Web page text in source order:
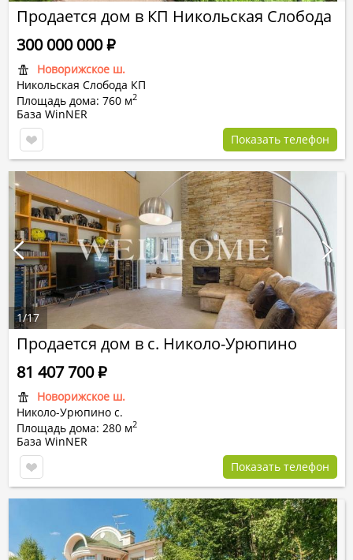
Продается дом в КП Никольская Слобода
Новорижское ш.
Никольская Слобода КП
Площадь дома: 760 м2
300 000 000Р
База WinNER
Показать телефон
Продается дом в с. Николо-Урюпино
Новорижское ш.
Николо-Урюпино с.
Площадь дома: 280 м2
81 407 700Р
База WinNER
Показать телефон
1/17